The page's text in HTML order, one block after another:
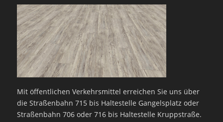
Mit öffentlichen Verkehrsmittel erreichen Sie uns über
die Straßenbahn 715 bis Haltestelle Gangelsplatz oder
Straßenbahn 706 oder 716 bis Haltestelle Kruppstraße.